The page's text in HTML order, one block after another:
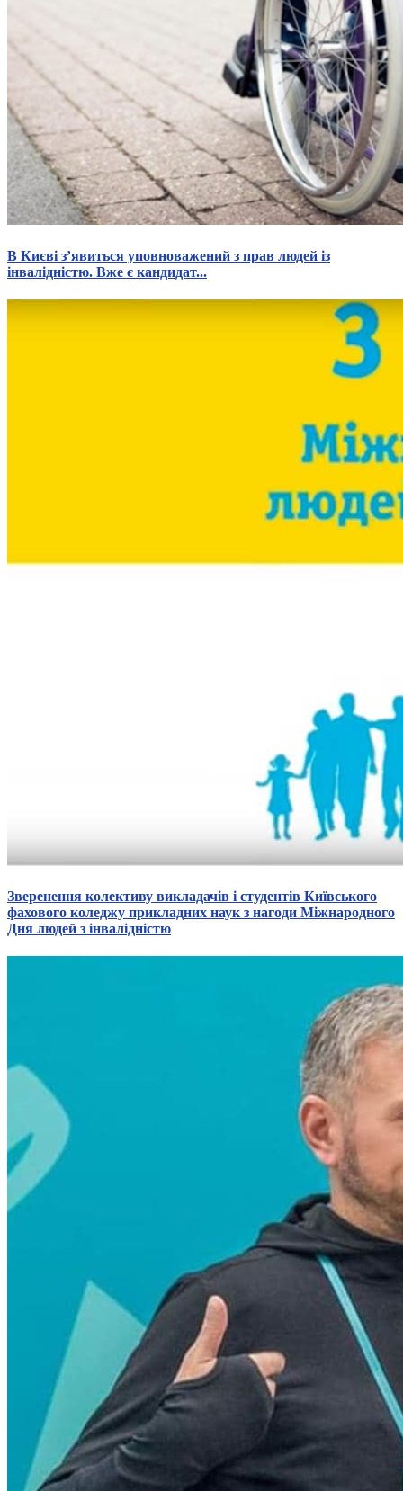
В Києві з’явиться уповноважений з прав людей із
інвалідністю. Вже є кандидат...
Зверенення колективу викладачів і студентів Київського
фахового коледжу прикладних наук з нагоди Міжнародного
Дня людей з інвалідністю